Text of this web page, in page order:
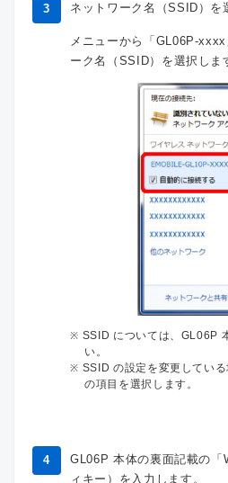
3 ネットワーク名（SSID）を
メニューから「GL06P-
ーク名（SSID）を選択しま
SSID については、GL06P
い。
SSID の設定を変更してい
の項目を選択します。
4
GL06P 本体の裏面記載の「
ィキー）を入力します。